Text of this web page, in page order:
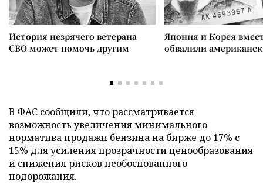
История незрячего ветерана
СВО может помочь другим
Япония и Корея
обвалили
В ФАС сообщили, что рассматривается
возможность увеличения минимального
норматива продажи бензина на бирже до 17% с
15% для усиления прозрачности ценообразования
и снижения рисков необоснованного
подорожания.